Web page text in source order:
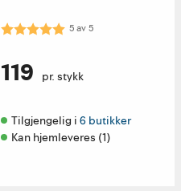
Karakter: 5.0 av 5 mulige
5av5
119 pr. stykk
Tilgjengelig i 6 butikker
Kan hjemleveres (1)